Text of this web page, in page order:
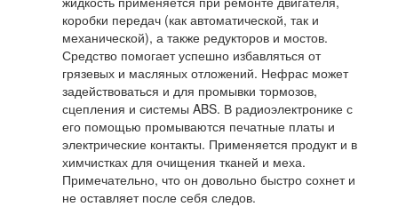
коробки передач (как автоматической, так и
механической), а также редукторов и мостов.
Средство помогает успешно избавляться от
грязевых и масляных отложений. Нефрас может
задействоваться и для промывки тормозов,
сцепления и системы ABS. В радиоэлектронике с
его помощью промываются печатные платы и
электрические контакты. Применяется продукт и в
химчистках для очищения тканей и меха.
Примечательно, что он довольно быстро сохнет и
не оставляет после себя следов.